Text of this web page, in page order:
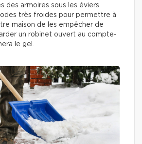
des armoires sous les éviers
très froides pour permettre à
maison de les empêcher de
un robinet ouvert au compte-
le gel.